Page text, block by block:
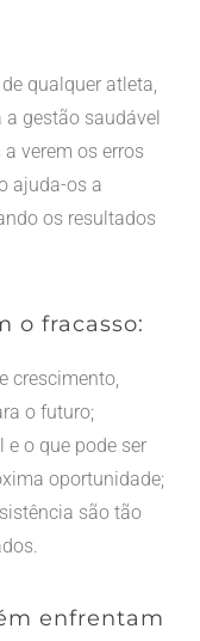
qualquer atleta,
a gestão saudável
verem os erros
ajuda-os a
os resultados
o fracasso:
crescimento,
o futuro;
e o que pode ser
oportunidade;
são tão
enfrentam